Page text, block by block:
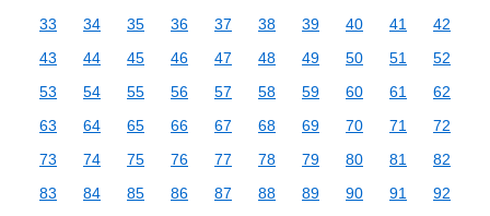
33
34 35 36 37 38 39 40 41
42
43
44 45 46 47 48 49 50 51
52
53
54 55 56 57 58 59 60 61
62
63
64 65 66 67 68 69 70 71
72
73
74 75 76 77 78 79 80 81
82
83
84 85 86 87 88 89 90 91
92